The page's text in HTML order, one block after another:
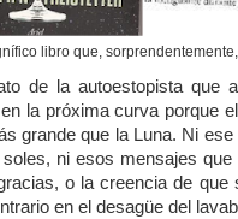
libro que,
de la autoestopista que
la próxima curva porque
grande que la Luna. Ni ese
ni esos mensajes
o la creencia de
en el desagüe del